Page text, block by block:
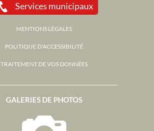
GALERIES DE PHOTOS
Services municipaux
MENTIONS LÉGALES
POLITIQUE D'ACCESSIBILITÉ
TRAITEMENT DE VOS DONNÉES